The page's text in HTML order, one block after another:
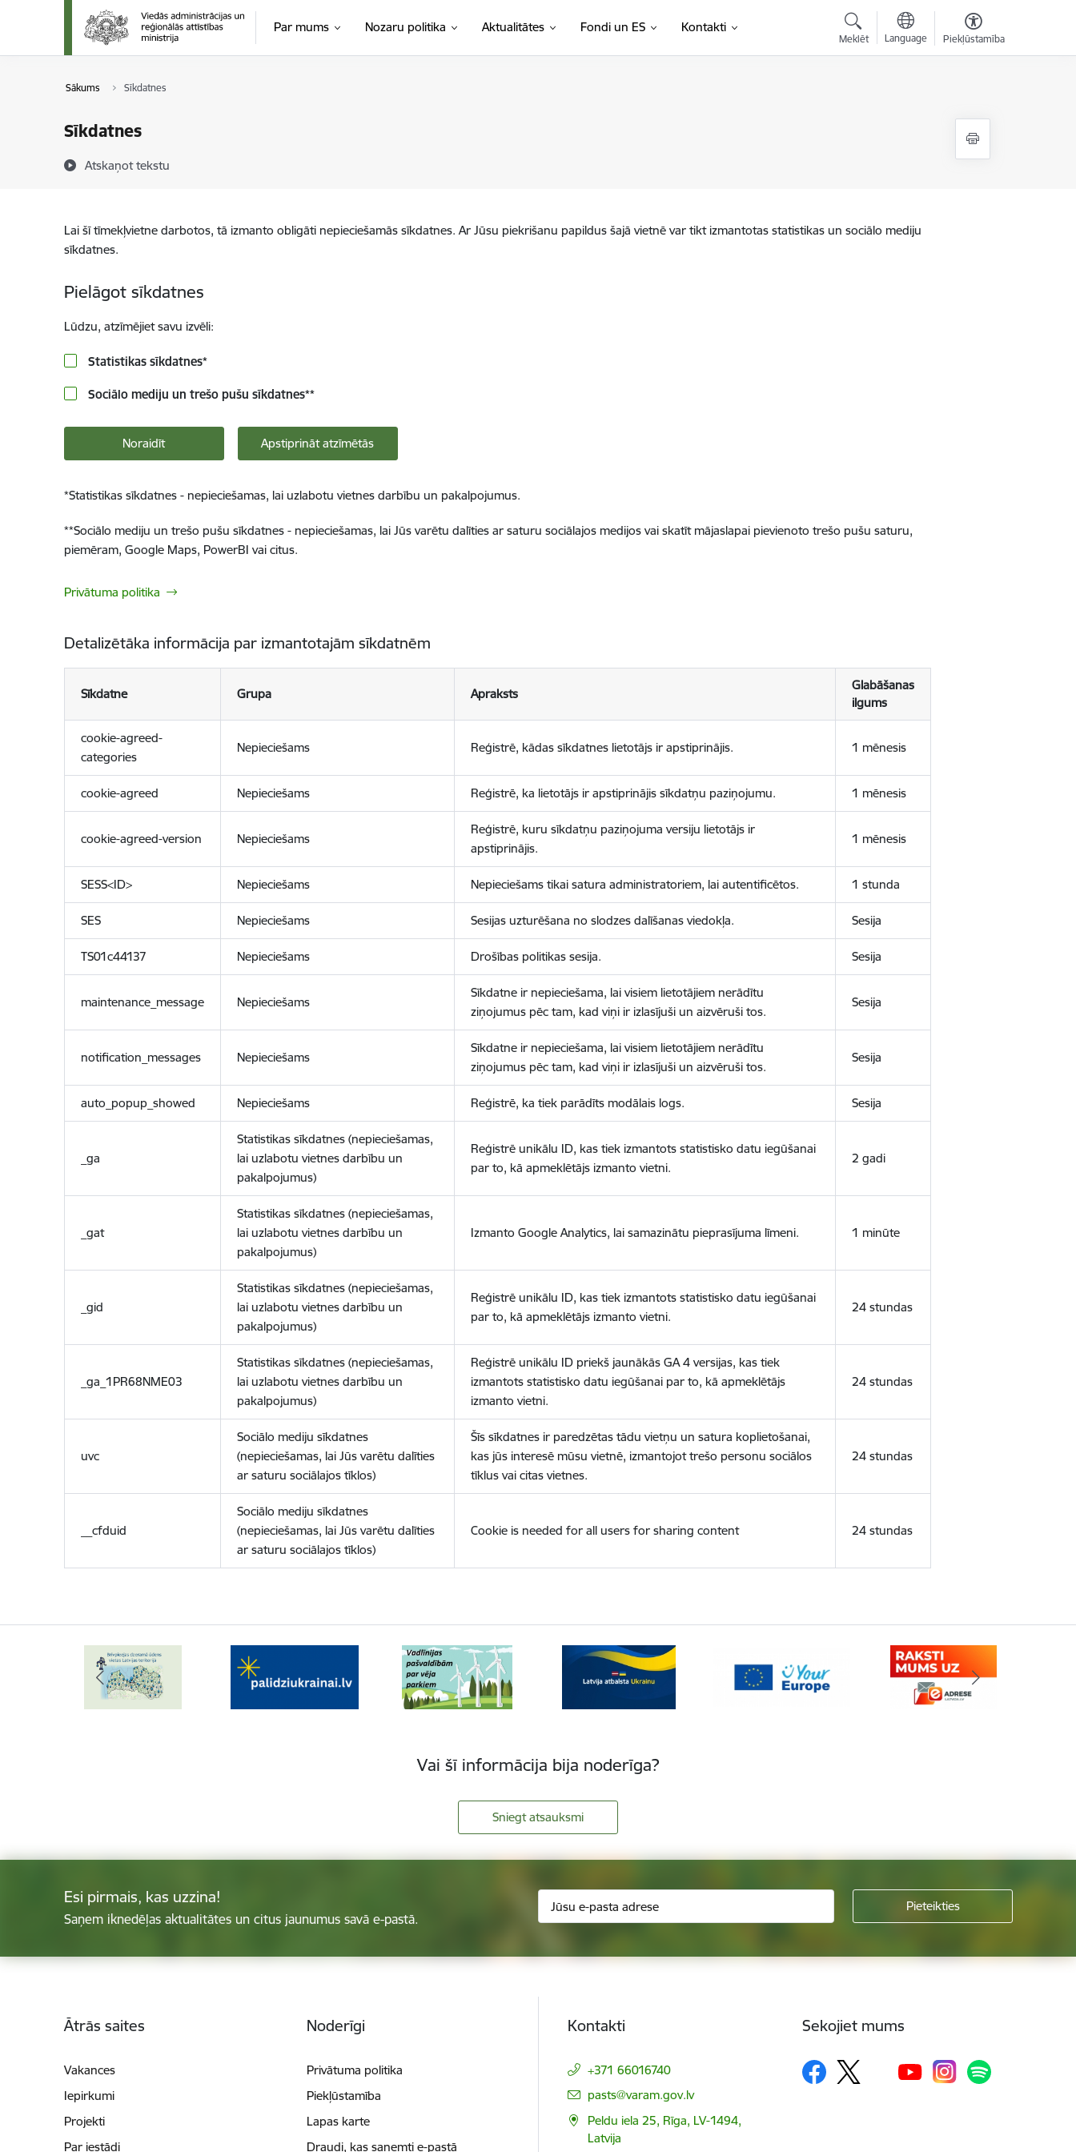
Pāriet uz lapas saturu
Par mums Nozaru politika Aktualitātes Fondi un ES Kontakti
Meklēt Language Piekļūstamība
Sākums Sīkdatnes
Sīkdatnes
Atskaņot tekstu
Lai šī tīmekļvietne darbotos, tā izmanto obligāti nepieciešamās sīkdatnes. Ar Jūsu piekrišanu papildus šajā vietnē var tikt izmantotas statistikas un sociālo mediju
sīkdatnes.
Pielāgot sīkdatnes
Lūdzu, atzīmējiet savu izvēli:
Statistikas sīkdatnes*
Sociālo mediju un trešo pušu sīkdatnes**
Noraidīt Apstiprināt atzīmētās
*Statistikas sīkdatnes - nepieciešamas, lai uzlabotu vietnes darbību un pakalpojumus.
**Sociālo mediju un trešo pušu sīkdatnes - nepieciešamas, lai Jūs varētu dalīties ar saturu sociālajos medijos vai skatīt mājaslapai pievienoto trešo pušu saturu,
piemēram, Google Maps, PowerBI vai citus.
Privātuma politika
Detalizētāka informācija par izmantotajām sīkdatnēm
Sīkdatne Grupa Apraksts
Glabāšanas
ilgums
cookie-agreed-
categories
Nepieciešams Reģistrē, kādas sīkdatnes lietotājs ir apstiprinājis. 1 mēnesis
cookie-agreed Nepieciešams Reģistrē, ka lietotājs ir apstiprinājis sīkdatņu paziņojumu. 1 mēnesis
cookie-agreed-version Nepieciešams
Reģistrē, kuru sīkdatņu paziņojuma versiju lietotājs ir
apstiprinājis.
1 mēnesis
SESS<ID> Nepieciešams Nepieciešams tikai satura administratoriem, lai autentificētos. 1 stunda
SES Nepieciešams Sesijas uzturēšana no slodzes dalīšanas viedokļa. Sesija
TS01c44137 Nepieciešams Drošības politikas sesija. Sesija
maintenance_message Nepieciešams
Sīkdatne ir nepieciešama, lai visiem lietotājiem nerādītu
ziņojumus pēc tam, kad viņi ir izlasījuši un aizvēruši tos.
Sesija
notification_messages Nepieciešams
Sīkdatne ir nepieciešama, lai visiem lietotājiem nerādītu
ziņojumus pēc tam, kad viņi ir izlasījuši un aizvēruši tos.
Sesija
auto_popup_showed Nepieciešams Reģistrē, ka tiek parādīts modālais logs. Sesija
_ga
Statistikas sīkdatnes (nepieciešamas,
lai uzlabotu vietnes darbību un
pakalpojumus)
Reģistrē unikālu ID, kas tiek izmantots statistisko datu iegūšanai
par to, kā apmeklētājs izmanto vietni.
2 gadi
_gat
Statistikas sīkdatnes (nepieciešamas,
lai uzlabotu vietnes darbību un
pakalpojumus)
Izmanto Google Analytics, lai samazinātu pieprasījuma līmeni. 1 minūte
_gid
Statistikas sīkdatnes (nepieciešamas,
lai uzlabotu vietnes darbību un
pakalpojumus)
Reģistrē unikālu ID, kas tiek izmantots statistisko datu iegūšanai
par to, kā apmeklētājs izmanto vietni.
24 stundas
_ga_1PR68NME03
Statistikas sīkdatnes (nepieciešamas,
lai uzlabotu vietnes darbību un
pakalpojumus)
Reģistrē unikālu ID priekš jaunākās GA 4 versijas, kas tiek
izmantots statistisko datu iegūšanai par to, kā apmeklētājs
izmanto vietni.
24 stundas
uvc
Sociālo mediju sīkdatnes
(nepieciešamas, lai Jūs varētu dalīties
ar saturu sociālajos tīklos)
Šīs sīkdatnes ir paredzētas tādu vietņu un satura koplietošanai,
kas jūs interesē mūsu vietnē, izmantojot trešo personu sociālos
tīklus vai citas vietnes.
24 stundas
__cfduid
Sociālo mediju sīkdatnes
(nepieciešamas, lai Jūs varētu dalīties
ar saturu sociālajos tīklos)
Cookie is needed for all users for sharing content 24 stundas
Vai šī informācija bija noderīga?
Sniegt atsauksmi
Esi pirmais, kas uzzina!
Saņem iknedēļas aktualitātes un citus jaunumus savā e-pastā.
Ātrās saites
Vakances
Iepirkumi
Projekti
Par iestādi
Noderīgi
Privātuma politika
Piekļūstamība
Lapas karte
Draudi, kas saņemti e-pastā
Kontakti
+371 66016740
E-pasts:
pasts@varam.gov.lv
Peldu iela 25, Rīga, LV-1494,
Latvija
Sekojiet mums